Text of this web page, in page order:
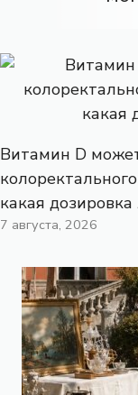
Витамин D
какая дозировка
7 августа, 2026